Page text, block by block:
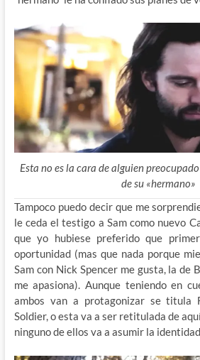
Esta no es la cara de alguien
de su «hermano»
Tampoco puedo decir que me
le ceda el testigo a Sam como nuevo
que yo hubiese preferido que
oportunidad (mas que nada porque
Sam con Nick Spencer me gusta, la de
me apasiona). Aunque teniendo en
ambos van a protagonizar se titula
Soldier, o esta va a ser retitulada de
ninguno de ellos va a asumir la